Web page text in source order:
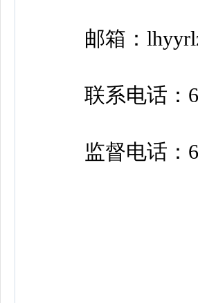
邮箱：
联系电话：
监督电话：